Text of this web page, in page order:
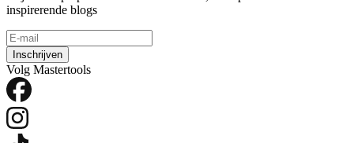
inspirerende blogs
Inschrijven
Volg Mastertools